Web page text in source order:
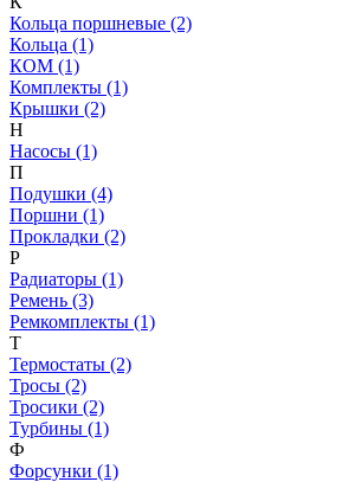
Кольца поршневые (2)
Кольца (1)
КОМ (1)
Комплекты (1)
Крышки (2)
Н
Насосы (1)
П
Подушки (4)
Поршни (1)
Прокладки (2)
Р
Радиаторы (1)
Ремень (3)
Ремкомплекты (1)
Т
Термостаты (2)
Тросы (2)
Тросики (2)
Турбины (1)
Ф
Форсунки (1)